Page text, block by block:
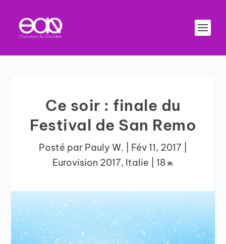
Ce soir : finale du
Festival de San Remo
Posté par Pauly W. Fév 11, 2017
Eurovision 2017, Italie 18